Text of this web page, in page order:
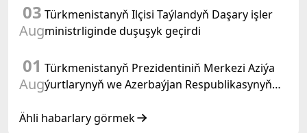
03
Aug
Türkmenistanyň Ilçisi Taýlandyň Daşary işler
ministrliginde duşuşyk geçirdi
01
Aug
Türkmenistanyň Prezidentiniň Merkezi Aziýa
ýurtlarynyň we Azerbaýjan Respublikasynyň
duşuşygyndaky ÇYKYŞY
Ähli habarlary görmek